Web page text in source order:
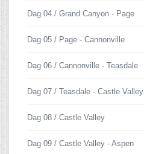
Dag 04 / Grand Canyon - Page
Dag 05 / Page - Cannonville
Dag 06 / Cannonville - Teasdale
Dag 07 / Teasdale - Castle Valley
Dag 08 / Castle Valley
Dag 09 / Castle Valley - Aspen